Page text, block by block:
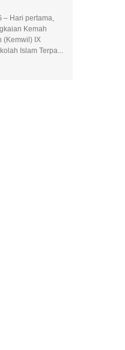
– Hari pertama,
Kemah
(Kemwil) IX
Islam Terpa...